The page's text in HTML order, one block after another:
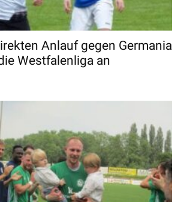
Anlauf gegen Germania
Westfalenliga an